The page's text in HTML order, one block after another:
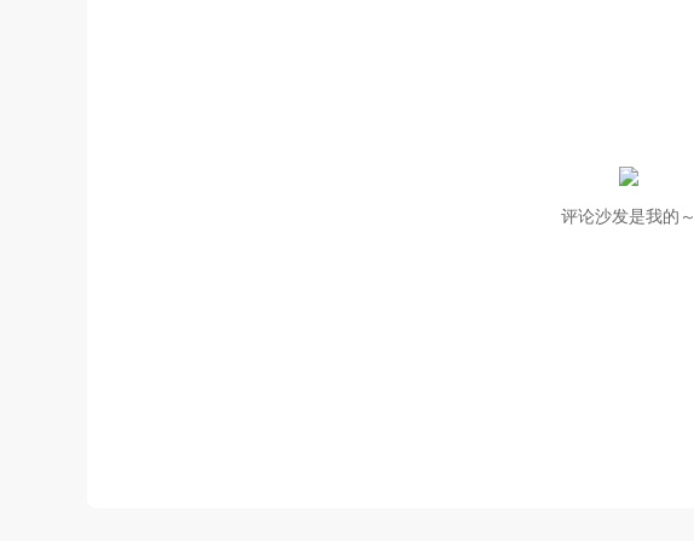
评论沙发是我的～